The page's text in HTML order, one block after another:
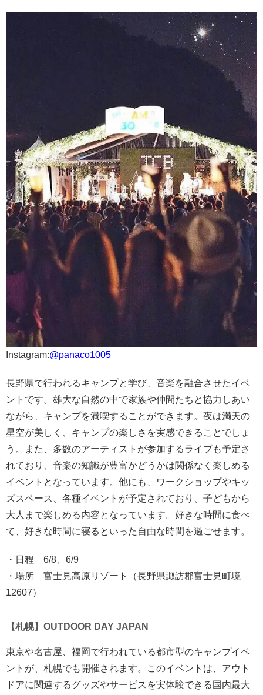
Instagram:@panaco1005
長野県で行われるキャンプと学び、音楽を融合させたイベ
ントです。雄大な自然の中で家族や仲間たちと協力しあい
ながら、キャンプを満喫することができます。夜は満天の
星空が美しく、キャンプの楽しさを実感できることでしょ
う。また、多数のアーティストが参加するライブも予定さ
れており、音楽の知識が豊富かどうかは関係なく楽しめる
イベントとなっています。他にも、ワークショップやキッ
ズスペース、各種イベントが予定されており、子どもから
大人まで楽しめる内容となっています。好きな時間に食べ
て、好きな時間に寝るといった自由な時間を過ごせます。
・日程 6/8、6/9
・場所 富士見高原リゾート（長野県諏訪郡富士見町境
12607）
【札幌】OUTDOOR DAY JAPAN
東京や名古屋、福岡で行われている都市型のキャンプイベ
ントが、札幌でも開催されます。このイベントは、アウト
ドアに関連するグッズやサービスを実体験できる国内最大